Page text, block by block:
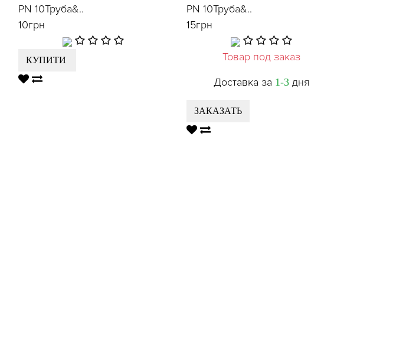
PN 10Труба&..
10грн
КУПИТИ
PN 10Труба&..
15грн
Товар под заказ
Доставка за 1-3дня
ЗАКАЗАТЬ